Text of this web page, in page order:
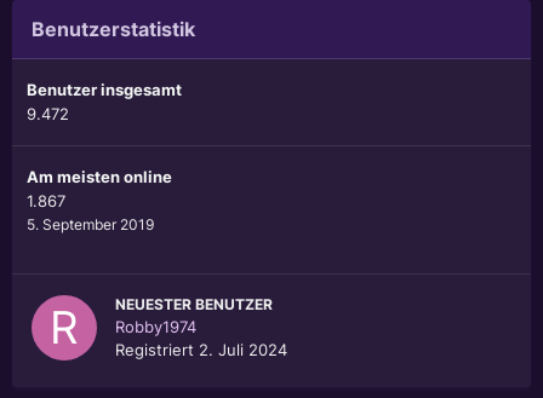
Benutzerstatistik
Benutzer insgesamt
9.472
Am meisten online
1.867
5. September 2019
NEUESTER BENUTZER
Robby1974
Registriert 2. Juli 2024